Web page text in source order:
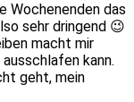
Wochenenden das
sehr dringend 😉
macht mir
kann.
geht, mein